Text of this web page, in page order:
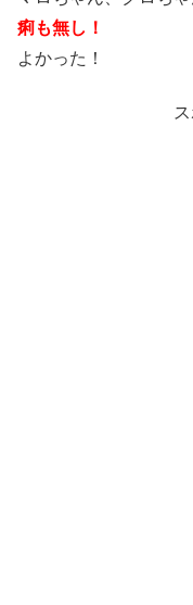
痢も無し！
よかった！